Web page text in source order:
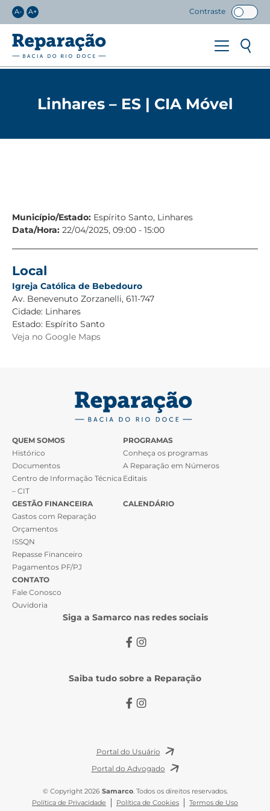
A- A+ Contraste
Linhares – ES | CIA Móvel
Município/Estado: Espírito Santo, Linhares
Data/Hora: 22/04/2025, 09:00 - 15:00
Local
Igreja Católica de Bebedouro
Av. Benevenuto Zorzanelli, 611-747
Cidade: Linhares
Estado: Espírito Santo
Veja no Google Maps
QUEM SOMOS
Histórico
Documentos
Centro de Informação Técnica
– CIT
PROGRAMAS
Conheça os programas
A Reparação em Números
Editais
GESTÃO FINANCEIRA
Gastos com Reparação
Orçamentos
ISSQN
Repasse Financeiro
Pagamentos PF/PJ
CALENDÁRIO
CONTATO
Fale Conosco
Ouvidoria
Siga a Samarco nas redes sociais
Saiba tudo sobre a Reparação
Portal do Usuário
Portal do Advogado
© Copyright 2026 Samarco. Todos os direitos reservados.
Política de Privacidade
Política de Cookies Termos de Uso